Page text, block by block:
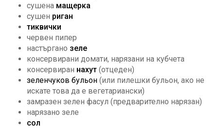
сушена мащерка
сушен риган
тиквички
червен пипер
настъргано зеле
консервирани домати, нарязани на кубчета
консервиран нахут (отцеден)
зеленчуков бульон (или пилешки бульон, ако не
искате това да е вегетариански)
замразен зелен фасул (предварително нарязан)
нарязано зеле
сол